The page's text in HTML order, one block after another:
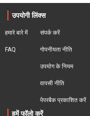
उपयोगी लिंक्स
हमारे बारे में
FAQ
संपर्क करें
गोपनीयता नीति
उपयोग के नियम
वापसी नीति
पेपरबैक प्रकाशित करें
हमें फॉलो करें